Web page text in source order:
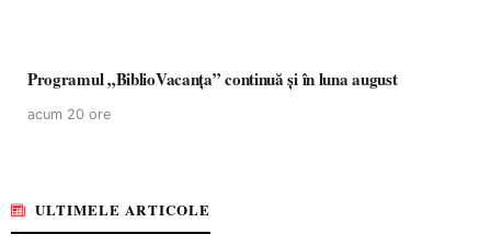
Programul „BiblioVacanța” continuă și în luna august
acum 20 ore
ULTIMELE ARTICOLE